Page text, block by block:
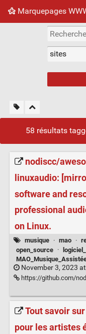
Marquepages
Nuage de tags
58 résultats
nodiscc/
linuxaudio:
software and
professional
on Linux.
musique · mao ·
open_source
·
November 3, 2023
https://github.com/
Tout savoir
pour les artistes